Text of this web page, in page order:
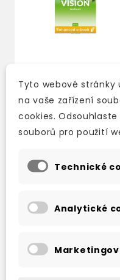
LIFE VISION
ELEMENTARY
WORKBOOK EBOOK
374 Kč
Tyto webové stránky
na vaše zařízení
cookies.
souborů pro použití
Technické
Analytické